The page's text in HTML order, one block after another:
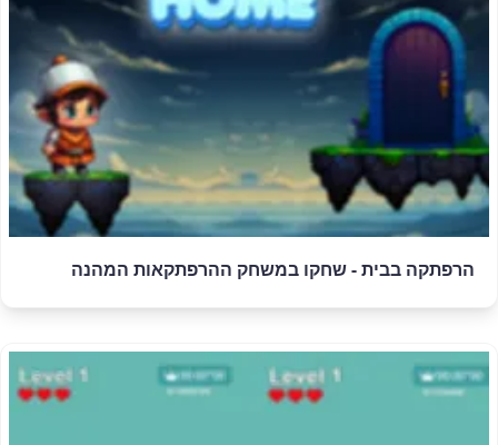
הרפתקה בבית - שחקו במשחק ההרפתקאות המהנה